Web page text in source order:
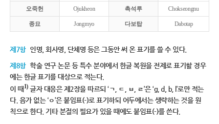
오죽헌 Ojukheon 촉석루 Chokseongnu
종묘 Jongmyo 다보탑 Dabotap
제7항 인명, 회사명, 단체명 등은 그동안 써 온 표기를 쓸 수 있다.
제8항 학술 연구 논문 등 특수 분야에서 한글 복원을 전제로 표기할 경우
에는 한글 표기를 대상으로 적는다.
이 때1)글자 대응은 제2장을 따르되 ‘ㄱ, ㄷ, ㅂ, ㄹ’은 ‘g, d, b, l’로만 적는
다. 음가 없는 ‘ㅇ’은 붙임표(-)로 표기하되 어두에서는 생략하는 것을 원
칙으로 한다. 기타 분절의 필요가 있을 때에도 붙임표(-)를 쓴다.